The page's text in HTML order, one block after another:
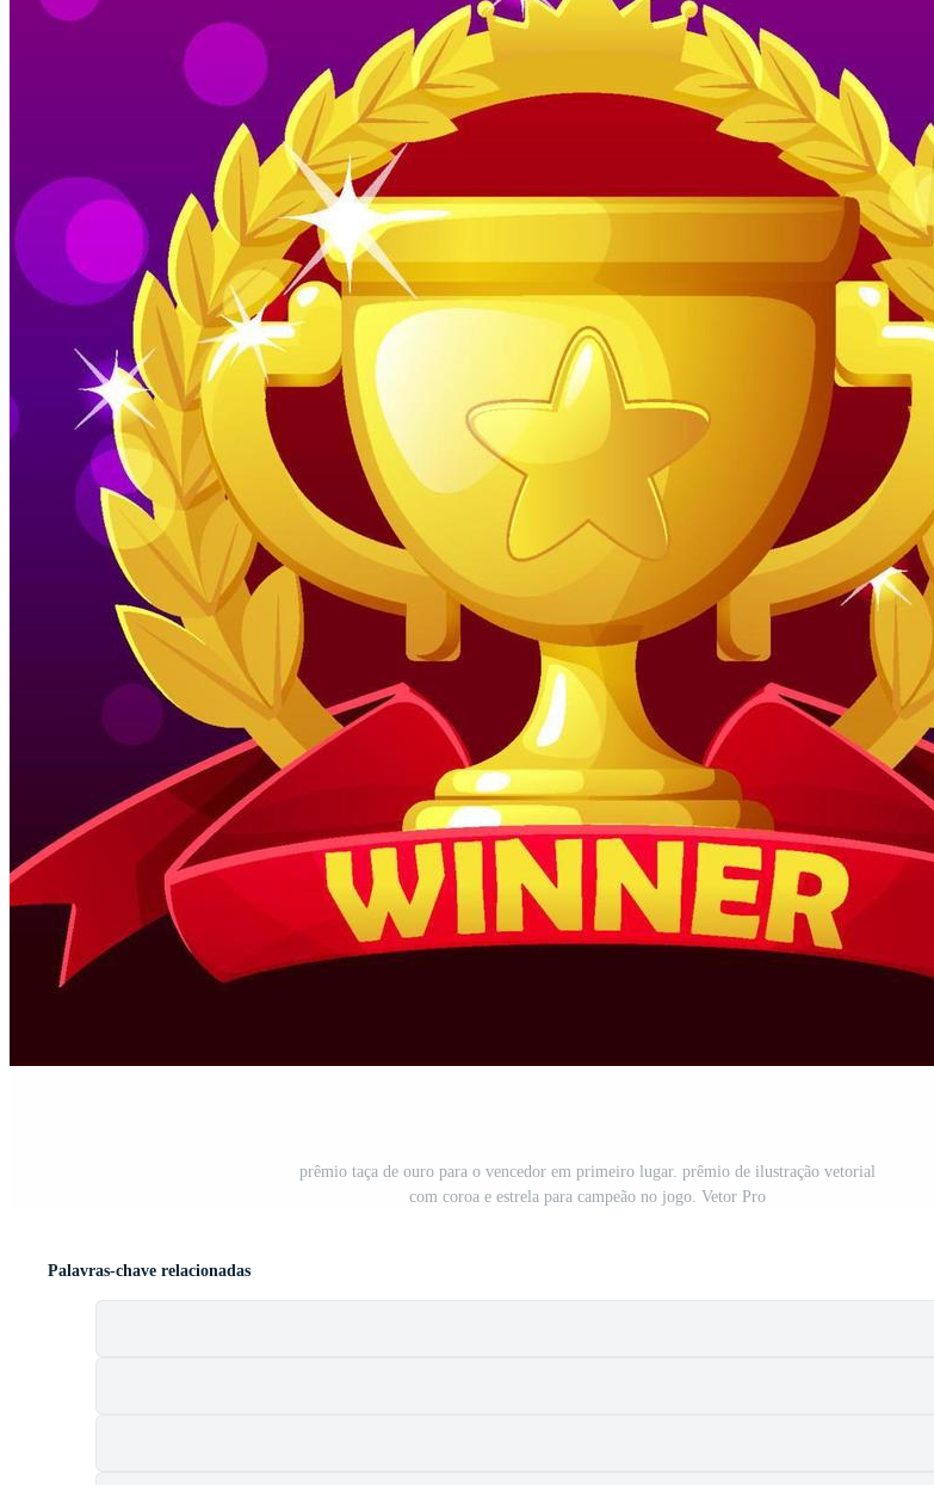
prêmio taça de ouro para o vencedor em primeiro lugar. prêmio de ilustração vetorial
com coroa e estrela para campeão no jogo. Vetor Pro
Palavras-chave relacionadas